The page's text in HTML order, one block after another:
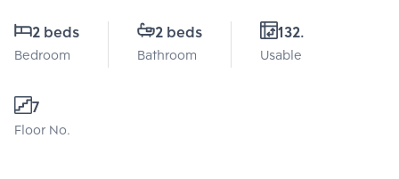
2 beds
Bedroom
2 beds
Bathroom
132.36 Sq.m.
Usable area
7
Floor No.